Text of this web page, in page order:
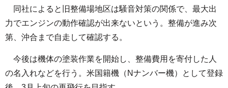
同社によると旧整備場地区は騒音対策の関係で、最大出
力でエンジンの動作確認が出来ないという。整備が進み次
第、沖合まで自走して確認する。
今後は機体の塗装作業を開始し、整備費用を寄付した人
の名入れなどを行う。米国籍機（Nナンバー機）として登録